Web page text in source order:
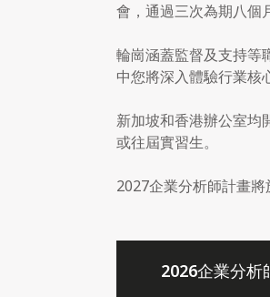
會，通過三次為期八個
輪崗涵蓋監督及支持等
中您將深入體驗行業核
新加坡和香港辦公室均
或往屆實習生。
2027企業分析師計畫將
2026企業分析